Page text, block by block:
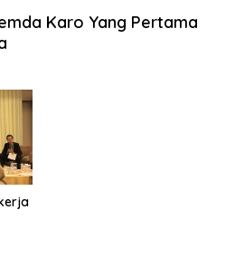
Karo Yang Pertama